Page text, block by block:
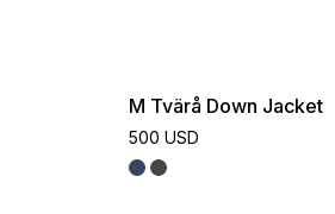
M Tvärå Down Jacket
500 USD